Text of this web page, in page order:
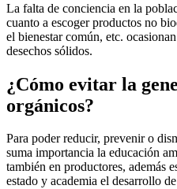
La falta de conciencia en la
cuanto a escoger productos no
el bienestar común, etc.
desechos sólidos.
¿Cómo evitar la
orgánicos?
Para poder reducir, prevenir o
suma importancia la educación
también en productores, además
estado y academia el desarrollo